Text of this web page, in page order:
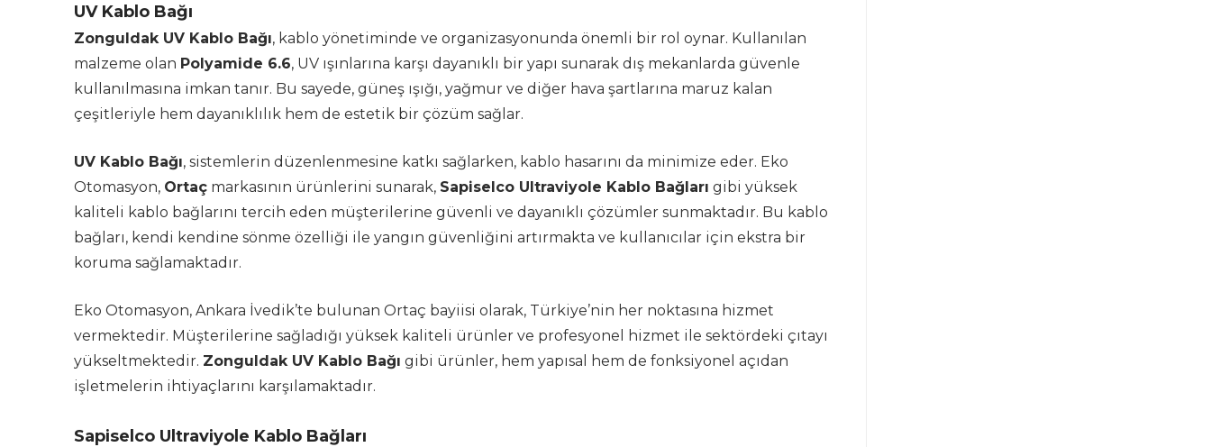
UV Kablo Bağı
Zonguldak UV Kablo Bağı, kablo yönetiminde ve organizasyonunda önemli bir rol oynar. Kullanılan
malzeme olan Polyamide 6.6, UV ışınlarına karşı dayanıklı bir yapı sunarak dış mekanlarda güvenle
kullanılmasına imkan tanır. Bu sayede, güneş ışığı, yağmur ve diğer hava şartlarına maruz kalan
çeşitleriyle hem dayanıklılık hem de estetik bir çözüm sağlar.
UV Kablo Bağı, sistemlerin düzenlenmesine katkı sağlarken, kablo hasarını da minimize eder. Eko
Otomasyon, Ortaç markasının ürünlerini sunarak, Sapiselco Ultraviyole Kablo Bağları gibi yüksek
kaliteli kablo bağlarını tercih eden müşterilerine güvenli ve dayanıklı çözümler sunmaktadır. Bu kablo
bağları, kendi kendine sönme özelliği ile yangın güvenliğini artırmakta ve kullanıcılar için ekstra bir
koruma sağlamaktadır.
Eko Otomasyon, Ankara İvedik’te bulunan Ortaç bayiisi olarak, Türkiye’nin her noktasına hizmet
vermektedir. Müşterilerine sağladığı yüksek kaliteli ürünler ve profesyonel hizmet ile sektördeki çıtayı
yükseltmektedir. Zonguldak UV Kablo Bağı gibi ürünler, hem yapısal hem de fonksiyonel açıdan
işletmelerin ihtiyaçlarını karşılamaktadır.
Sapiselco Ultraviyole Kablo Bağları